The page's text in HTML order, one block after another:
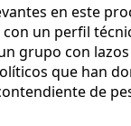
en este
un perfil
grupo con
que han
de